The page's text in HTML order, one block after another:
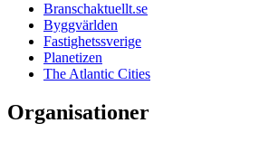
Branschaktuellt.se
Byggvärlden
Fastighetssverige
Planetizen
The Atlantic Cities
Organisationer